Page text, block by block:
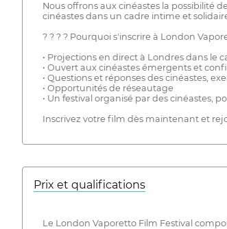
Nous offrons aux cinéastes la possibilité
cinéastes dans un cadre intime et
? ? ? ? Pourquoi s'inscrire à London
• Projections en direct à Londres dans
• Ouvert aux cinéastes émergents et
• Questions et réponses des cinéastes,
• Opportunités de réseautage
• Un festival organisé par des cinéastes,
Inscrivez votre film dès maintenant et
Prix ​​et qualifications
Le London Vaporetto Film Festival